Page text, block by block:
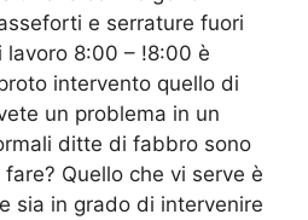
e serrature fuori
lavoro 8:00 – !8:00 è
intervento quello di
un problema in un
ditte di fabbro sono
Quello che vi serve è
sia in grado di intervenire